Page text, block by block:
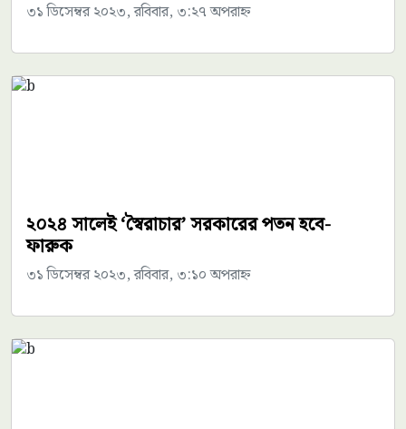
৩১ ডিসেম্বর ২০২৩, রবিবার, ৩:২৭ অপরাহ্ন
২০২৪ সালেই ‘স্বৈরাচার’ সরকারের পতন হবে-
ফারুক
৩১ ডিসেম্বর ২০২৩, রবিবার, ৩:১০ অপরাহ্ন